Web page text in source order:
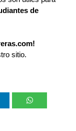
de
sitio.